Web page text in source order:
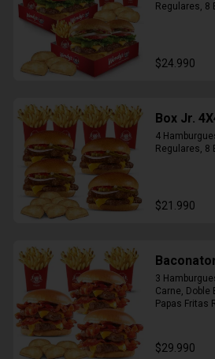
Regulares, 8
$24.990
Box Jr.
4
Regulares, 8
$21.990
3
Carne, Doble
Papas Fritas
$29.990